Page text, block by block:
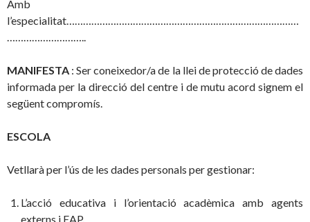
Amb
l’especialitat…………………………………………………………………………
………………………..
MANIFESTA : Ser coneixedor/a de la llei de protecció de dades
informada per la direcció del centre i de mutu acord signem el
següent compromís.
ESCOLA
Vetllarà per l’ús de les dades personals per gestionar:
L’acció educativa i l’orientació acadèmica amb agents
externs i EAP.